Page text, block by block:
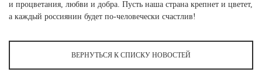
Ставропольский край (5)
Тульская область (1)
Тюменская область (3)
и процветания, любви и добра. Пусть наша страна крепнет и цветет,
а каждый россиянин будет по-человечески счастлив!
ВЕРНУТЬСЯ К СПИСКУ НОВОСТЕЙ